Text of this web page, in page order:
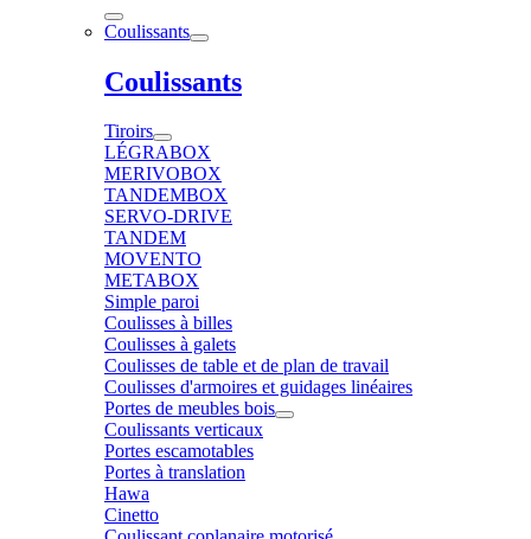
Coulissants
Coulissants
Tiroirs
LÉGRABOX
MERIVOBOX
TANDEMBOX
SERVO-DRIVE
TANDEM
MOVENTO
METABOX
Simple paroi
Coulisses à billes
Coulisses à galets
Coulisses de table et de plan de travail
Coulisses d'armoires et guidages linéaires
Portes de meubles bois
Coulissants verticaux
Portes escamotables
Portes à translation
Hawa
Cinetto